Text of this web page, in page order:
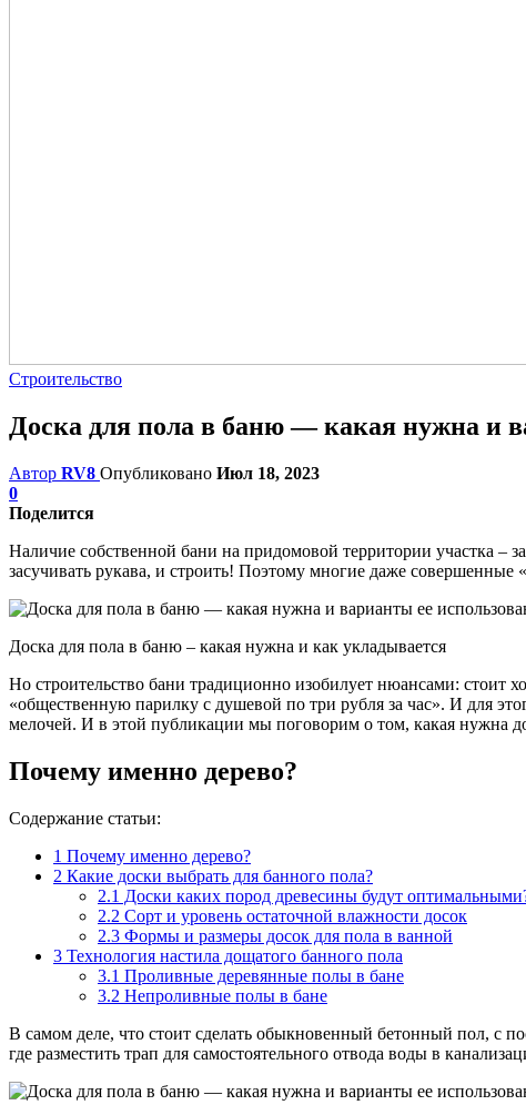
Строительство
Доска для пола в баню — какая нужна и
Автор RV8 Опубликовано Июл 18, 2023
0
Поделится
Наличие собственной бани на придомовой территории участка –
засучивать рукава, и строить! Поэтому многие даже совершенные
Доска для пола в баню – какая нужна и как укладывается
Но строительство бани традиционно изобилует нюансами: стоит
«общественную парилку с душевой по три рубля за час». И для
мелочей. И в этой публикации мы поговорим о том, какая нужна
Почему именно дерево?
Содержание статьи:
1 Почему именно дерево?
2 Какие доски выбрать для банного пола?
2.1 Доски каких пород древесины будут
2.2 Сорт и уровень остаточной влажности досок
2.3 Формы и размеры досок для пола в ванной
3 Технология настила дощатого банного пола
3.1 Проливные деревянные полы в бане
3.2 Непроливные полы в бане
В самом деле, что стоит сделать обыкновенный бетонный пол, с
где разместить трап для самостоятельного отвода воды в